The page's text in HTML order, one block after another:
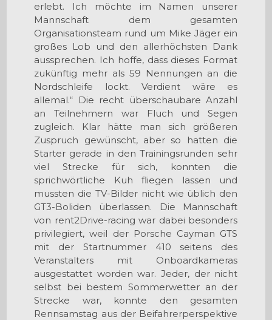
erlebt. Ich möchte im Namen unserer
Mannschaft dem gesamten
Organisationsteam rund um Mike Jäger ein
großes Lob und den allerhöchsten Dank
aussprechen. Ich hoffe, dass dieses Format
zukünftig mehr als 59 Nennungen an die
Nordschleife lockt. Verdient wäre es
allemal.“ Die recht überschaubare Anzahl
an Teilnehmern war Fluch und Segen
zugleich. Klar hätte man sich größeren
Zuspruch gewünscht, aber so hatten die
Starter gerade in den Trainingsrunden sehr
viel Strecke für sich, konnten die
sprichwörtliche Kuh fliegen lassen und
mussten die TV-Bilder nicht wie üblich den
GT3-Boliden überlassen. Die Mannschaft
von rent2Drive-racing war dabei besonders
privilegiert, weil der Porsche Cayman GTS
mit der Startnummer 410 seitens des
Veranstalters mit Onboardkameras
ausgestattet worden war. Jeder, der nicht
selbst bei bestem Sommerwetter an der
Strecke war, konnte den gesamten
Rennsamstag aus der Beifahrerperspektive